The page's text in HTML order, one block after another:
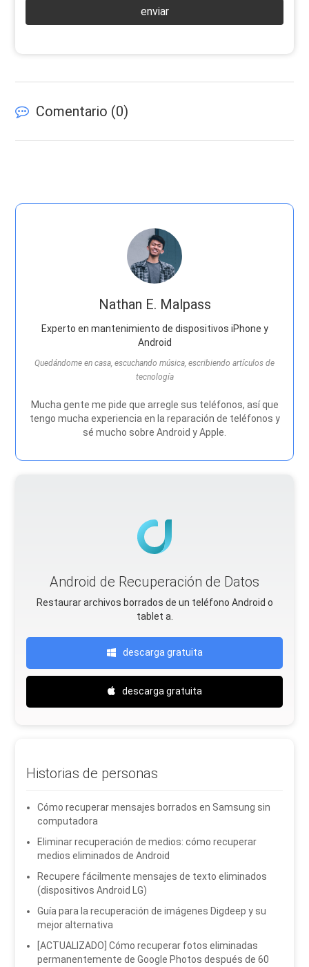
enviar
Comentario (0)
Nathan E. Malpass
Experto en mantenimiento de dispositivos iPhone y
Android
Quedándome en casa, escuchando música, escribiendo artículos de
tecnología
Mucha gente me pide que arregle sus teléfonos, así que
tengo mucha experiencia en la reparación de teléfonos y
sé mucho sobre Android y Apple.
Android de Recuperación de Datos
Restaurar archivos borrados de un teléfono Android o
tablet a.
descarga gratuita
descarga gratuita
Historias de personas
Cómo recuperar mensajes borrados en Samsung sin
computadora
Eliminar recuperación de medios: cómo recuperar
medios eliminados de Android
Recupere fácilmente mensajes de texto eliminados
(dispositivos Android LG)
Guía para la recuperación de imágenes Digdeep y su
mejor alternativa
[ACTUALIZADO] Cómo recuperar fotos eliminadas
permanentemente de Google Photos después de 60